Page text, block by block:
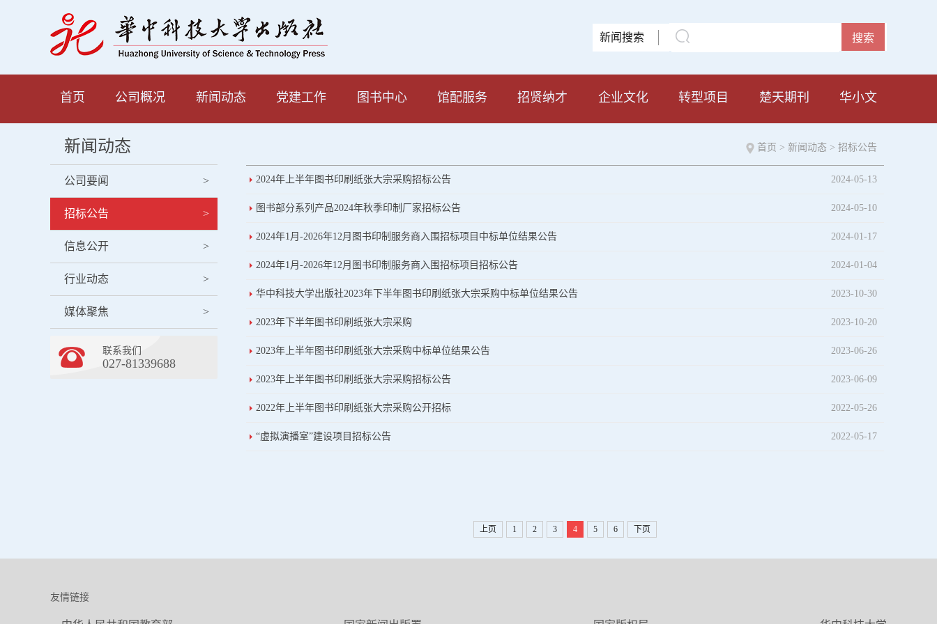
新闻搜索
首页 公司概况 新闻动态 党建工作 图书中心 馆配服务 招贤纳才 企业文化 转型项目 楚天期刊 华小文
新闻动态
公司要闻 >
招标公告 >
信息公开 >
行业动态 >
媒体聚焦 >
联系我们
027-81339688
首页 > 新闻动态 > 招标公告
2024年上半年图书印刷纸张大宗采购招标公告 2024-05-13
图书部分系列产品2024年秋季印制厂家招标公告 2024-05-10
2024年1月-2026年12月图书印制服务商入围招标项目中标单位结果公告 2024-01-17
2024年1月-2026年12月图书印制服务商入围招标项目招标公告 2024-01-04
华中科技大学出版社2023年下半年图书印刷纸张大宗采购中标单位结果公告 2023-10-30
2023年下半年图书印刷纸张大宗采购 2023-10-20
2023年上半年图书印刷纸张大宗采购中标单位结果公告 2023-06-26
2023年上半年图书印刷纸张大宗采购招标公告 2023-06-09
2022年上半年图书印刷纸张大宗采购公开招标 2022-05-26
“虚拟演播室”建设项目招标公告 2022-05-17
上页 1 2 3 4 5 6 下页
友情链接